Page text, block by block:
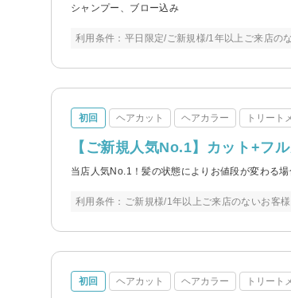
シャンプー、ブロー込み
利用条件：平日限定/ご新規様/1年以上ご来店の
初回 ヘアカット ヘアカラー トリート
【ご新規人気No.1】カット+
当店人気No.1！髪の状態によりお値段が変わる場
利用条件：ご新規様/1年以上ご来店のないお客様
初回 ヘアカット ヘアカラー トリート